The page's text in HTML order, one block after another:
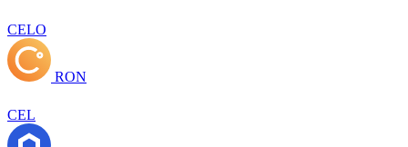
CELO
RON
CEL